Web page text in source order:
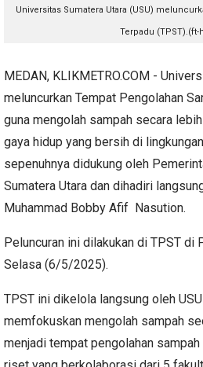
Universitas Sumatera Utara (USU)
Terpadu (TPST).(ft-
MEDAN, KLIKMETRO.COM -
meluncurkan Tempat Pengolahan
guna mengolah sampah secara
gaya hidup yang bersih di
sepenuhnya didukung oleh
Sumatera Utara dan dihadiri
Muhammad Bobby Afif Nasution.
Peluncuran ini dilakukan di TPST di
Selasa (6/5/2025).
TPST ini dikelola langsung oleh
memfokuskan mengolah sampah
menjadi tempat pengolahan